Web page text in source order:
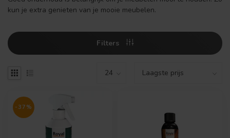
kun je extra genieten van je mooie meubelen.
Filters
-37%